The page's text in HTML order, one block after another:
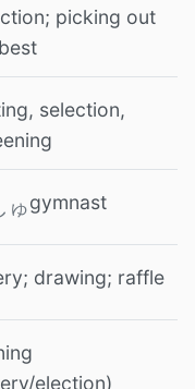
picking out
selection,
ゅgymnast
drawing; raffle
election)